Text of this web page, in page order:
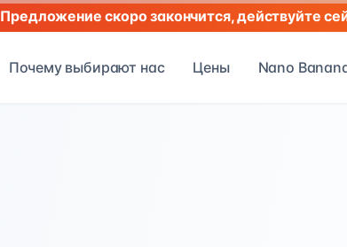
Предложение скоро закончится, действуйте
Почему выбирают нас Цены Nano